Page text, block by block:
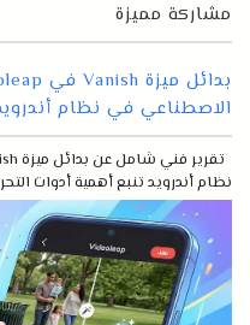
مشاركة مميزة
الاصطناعي في نظام
نظام أندرويد تنبع أهمية أدوات